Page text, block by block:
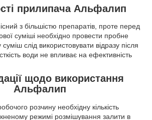
прилипача Альфалип
з більшістю препаратів, проте перед
суміші необхідно провести пробне
слід використовувати відразу після
води не впливає на ефективність
щодо використання
Альфалип
розчину необхідну кількість
режимі розмішування залити в